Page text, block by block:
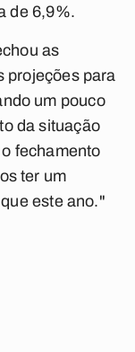
de 6,9%.
as
projeções para
um pouco
da situação
fechamento
ter um
este ano."